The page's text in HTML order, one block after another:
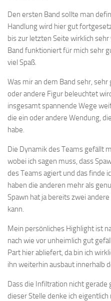
Den ersten Band sollte man
Handlung wird hier gut
bis zur letzten Seite wirklich sehr
Band funktioniert für mich sehr
viel Spaß.
Was mir an dem Band sehr,
oder andere Figur beleuchtet
insgesamt spannende Wege
die ein oder andere Wendung,
habe.
Die Dynamik des Teams gefällt
wobei ich sagen muss, dass
des Teams agiert und das finde
haben die anderen mehr als
Spawn hat ja bereits zwei
kann.
Mein persönliches Highlight ist
nach wie vor unheimlich gut
Part hier abliefert, da bin ich
ihn weiterhin ausbaut innerhalb
Dass die Infiltration nicht gerade
dieser Stelle denke ich